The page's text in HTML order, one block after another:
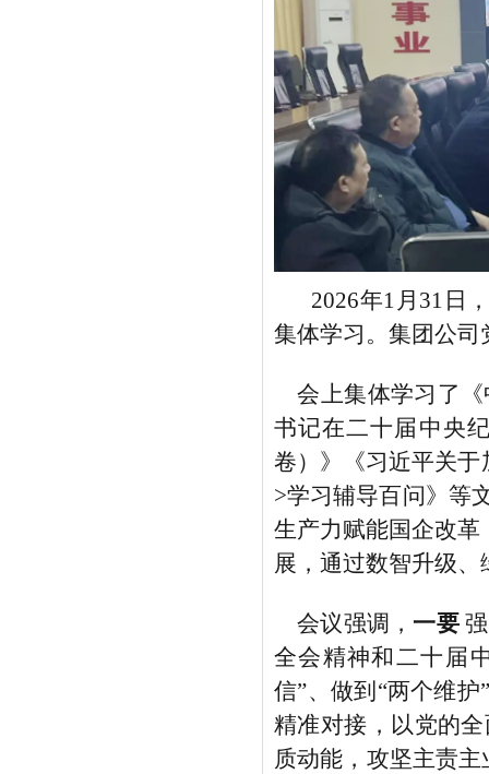
2026年1 月 31 日
集体学习。集团公
会上集体学习了《
书记在二十届中央
卷）》
《习近平关
>学习辅导百问》等
生产力赋能国企改革
展，通过数智升级
会议强调， 一要
全会精神和二十届
信”、做到“两个维
精准对接，以党的
质动能，攻坚主责